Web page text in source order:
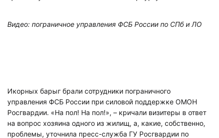
Видео: пограничное управления ФСБ России по СПб и ЛО
Икорных барыг брали сотрудники пограничного
управления ФСБ России при силовой поддержке ОМОН
Росгвардии. «На пол! На пол!», – кричали визитеры в ответ
на вопрос хозяина одного из жилищ, а, какие, собственно,
проблемы, уточнила пресс-служба ГУ Росгвардии по